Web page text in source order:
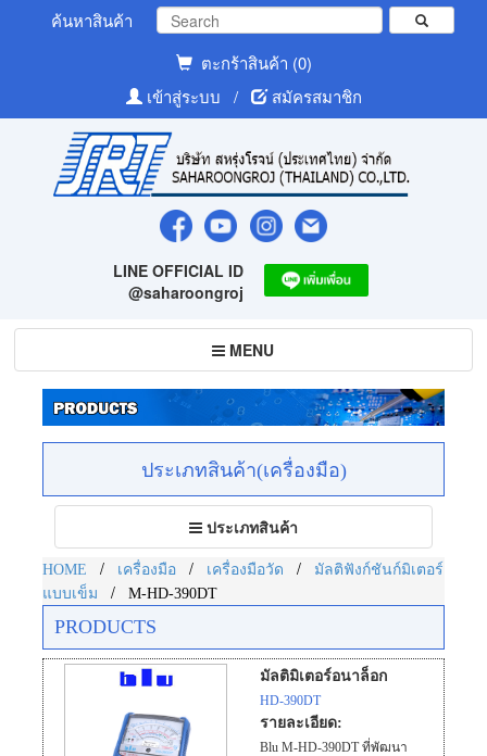
ค้นหาสินค้า
ตะกร้าสินค้า (0)
เข้าสู่ระบบ
/ สมัครสมาชิก
LINE OFFICIAL ID
@saharoongroj
Toggle
navigation
MENU
ประเภทสินค้า(เครื่องมือ)
Toggle
navigation
ประเภทสินค้า
HOME / เครื่องมือ / เครื่องมือวัด /
มัลติฟังก์ชันก์มิเตอร์
แบบเข็ม
/ M-HD-390DT
PRODUCTS
มัลติมิเตอร์อนาล็อก
HD-390DT
รายละเอียด:
Blu M-HD-390DT ที่พัฒนา